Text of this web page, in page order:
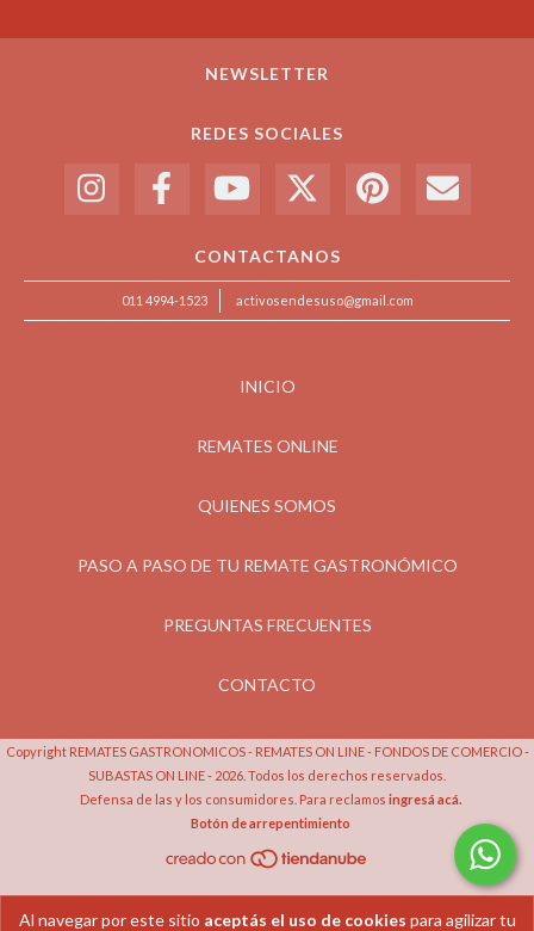
Al navegar por este sitio aceptás el uso de cookies para agilizar tu
NEWSLETTER
REDES SOCIALES
CONTACTANOS
011 4994-1523 activosendesuso@gmail.com
INICIO
REMATES ONLINE
QUIENES SOMOS
PASO A PASO DE TU REMATE GASTRONÓMICO
PREGUNTAS FRECUENTES
CONTACTO
Copyright REMATES GASTRONOMICOS - REMATES ON LINE - FONDOS DE COMERCIO -
SUBASTAS ON LINE - 2026. Todos los derechos reservados.
Defensa de las y los consumidores. Para reclamos ingresá acá.
Botón de arrepentimiento